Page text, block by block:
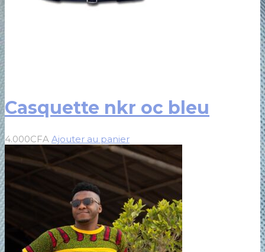
Casquette nkr oc bleu
4.000CFA Ajouter au panier